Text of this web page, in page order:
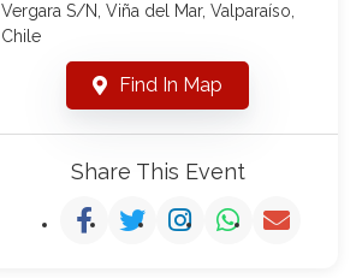
Vergara S/N, Viña del Mar, Valparaíso,
Chile
Find In Map
Share This Event